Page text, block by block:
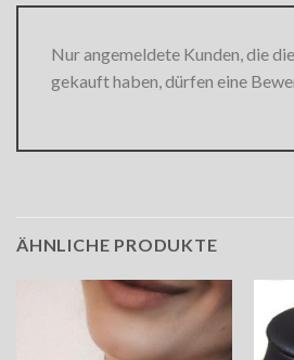
Nur angemeldete Kunden, die
gekauft haben, dürfen eine
ÄHNLICHE PRODUKTE